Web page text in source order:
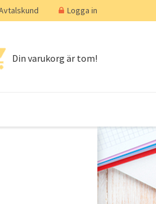
Logga in
Din varukorg är tom!